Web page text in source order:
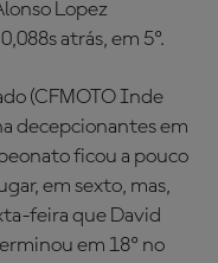
Lopez
atrás, em 5º.
(CFMOTO Inde
decepcionantes em
ficou a pouco
em sexto, mas,
feira que David
em 18º no